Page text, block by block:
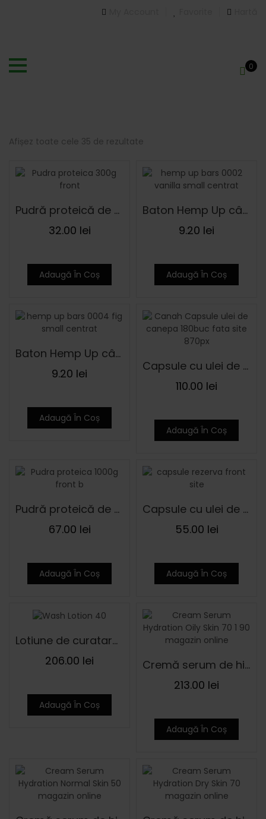
0
Afișez toate cele 35 de rezultate
după
mai
Pudră proteică de cânepă 300 g
32.00 lei
Adaugă În Coș
Baton Hemp Up cânepă cu vanilie și susan ECO 48 g
9.20 lei
Adaugă În Coș
Baton Hemp Up cânepă cu smochine ECO 48 g
9.20 lei
Adaugă În Coș
Capsule cu ulei de cânepă – 180 de capsule
110.00 lei
Adaugă În Coș
Pudră proteică de cânepă 1000 g
67.00 lei
Adaugă În Coș
Capsule cu ulei de cânepă – rezerve
55.00 lei
Adaugă În Coș
Lotiune de curatare pentru toate tipurile de ten QUNABU 30 ml
206.00 lei
Adaugă În Coș
Cremă serum de hidratare pentru ten gras QUNABU 30 ml
213.00 lei
Adaugă În Coș